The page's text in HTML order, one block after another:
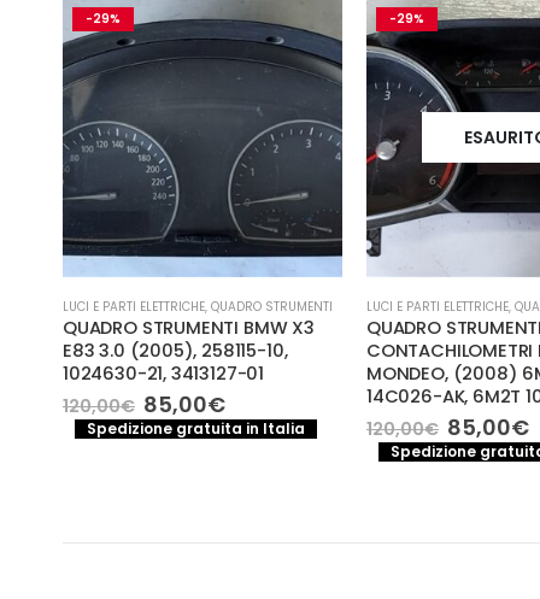
-29%
LUCI E PARTI ELETTRICHE, QUADRO STRUMENTI
QUADRO STRUMENTI BMW X3
E83 3.0 (2005), 258115-10,
1024630-21, 3413127-01
120,00€ Il
prezzo
originale
85,00€Il
prezzo
attuale
Spedizione gratuita in Italia
-29%
LUCI E PARTI ELETTRICHE,
QUADRO STRUMENTI
CONTACHILOMETRI
MONDEO, (2008)
14C026-AK, 6M2T
120,00€ Il
prezzo
85,00€Il
Spedizione